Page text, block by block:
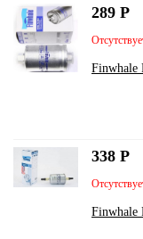
Finwhale
289 Р
Finwhale
338 Р